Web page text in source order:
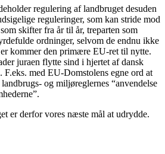
regulering af landbruget desuden
reguleringer, som kan stride mod
skifter fra år til år, treparten som
ordninger, selvom de endnu ikke
kommer den primære EU-ret til nytte.
juraen flytte sind i hjertet af dansk
med EU-Domstolens egne ord at
og miljøreglernes “anvendelse
er derfor vores næste mål at udrydde.